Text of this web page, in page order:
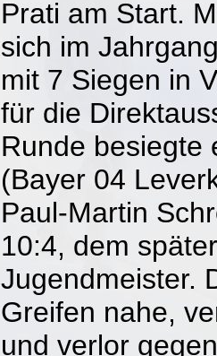
Prati am Start.
sich im
mit 7 Siegen in
für die
Runde besiegte
(Bayer 04
Paul-Martin
10:4, dem
Jugendmeister.
Greifen nahe,
und verlor